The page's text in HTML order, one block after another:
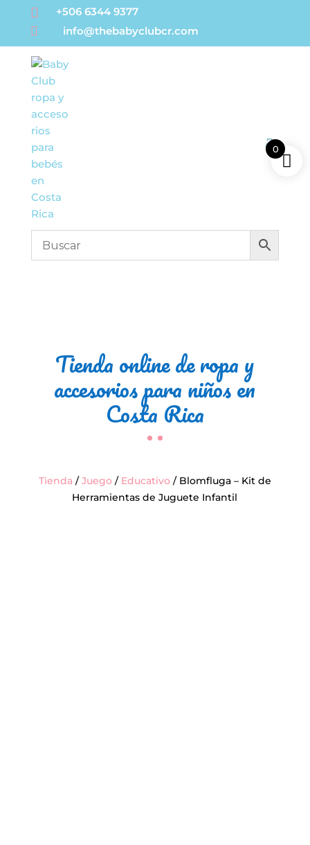
 +506 6344 9377
 info@thebabyclubcr.com
Tienda online de ropa y
accesorios para niños en
Costa Rica
Tienda /Juego/ Educativo/ Blomfluga – Kit de
Herramientas de Juguete Infantil
0